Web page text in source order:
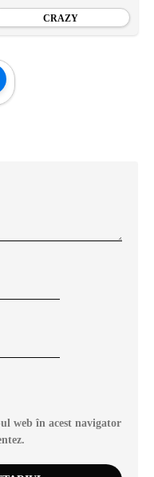
CRAZY
web în acest navigator